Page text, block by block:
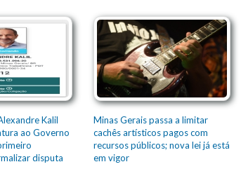
Kalil
ao Governo
disputa
Minas Gerais passa a limitar
cachês artísticos pagos com
recursos públicos; nova lei já está
em vigor